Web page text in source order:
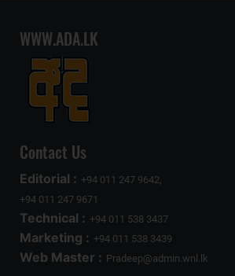
WWW.ADA.LK
Contact Us
Editorial : +94 011 247 9642,
+94 011 247 9671
Technical : +94 011 538 3437
Marketing : +94 011 538 3439
Web Master : Pradeep@admin.wnl.lk